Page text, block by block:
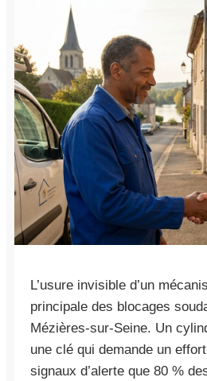
L’usure invisible d’un
principale des blocages
Mézières-sur-Seine. Un
une clé qui demande un
signaux d’alerte que 80 %